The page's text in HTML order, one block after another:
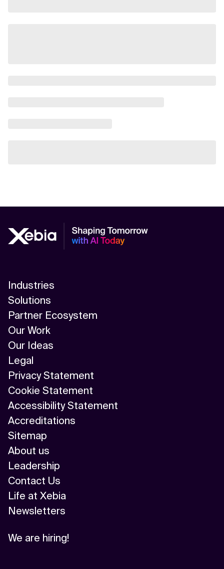
Industries
Solutions
Partner Ecosystem
Our Work
Our Ideas
Legal
Privacy Statement
Cookie Statement
Accessibility Statement
Accreditations
Sitemap
About us
Leadership
Contact Us
Life at Xebia
Newsletters
We are hiring!